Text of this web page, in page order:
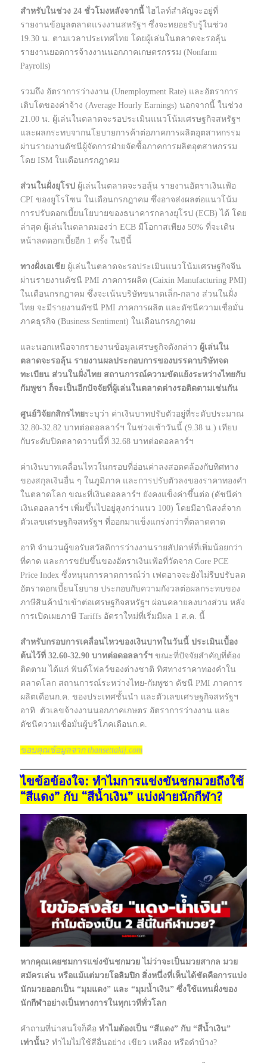
สำหรับในช่วง 24 ชั่วโมงหลังจากนี้ ไฮไลท์สำคัญจะอยู่ที่
รายงานข้อมูลตลาดแรงงานสหรัฐฯ ซึ่งจะทยอยรับรู้ในช่วง
19.30 น. ตามเวลาประเทศไทย โดยผู้เล่นในตลาดจะรอลุ้น
รายงานยอดการจ้างงานนอกภาคเกษตรกรรม (Nonfarm
Payrolls)
รวมถึง อัตราการว่างงาน (Unemployment Rate) และอัตราการ
เติบโตของค่าจ้าง (Average Hourly Earnings) นอกจากนี้ ในช่วง
21.00 น. ผู้เล่นในตลาดจะรอประเมินแนวโน้มเศรษฐกิจสหรัฐฯ
และผลกระทบจากนโยบายการค้าต่อภาคการผลิตอุตสาหกรรม
ผ่านรายงานดัชนีผู้จัดการฝ่ายจัดซื้อภาคการผลิตอุตสาหกรรม
โดย ISM ในเดือนกรกฎาคม
ส่วนในฝั่งยุโรป ผู้เล่นในตลาดจะรอลุ้น รายงานอัตราเงินเฟ้อ
CPI ของยูโรโซน ในเดือนกรกฎาคม ซึ่งอาจส่งผลต่อแนวโน้ม
การปรับดอกเบี้ยนโยบายของธนาคารกลางยุโรป (ECB) ได้ โดย
ล่าสุด ผู้เล่นในตลาดมองว่า ECB มีโอกาสเพียง 50% ที่จะเดิน
หน้าลดดอกเบี้ยอีก 1 ครั้ง ในปีนี้
ทางฝั่งเอเชีย ผู้เล่นในตลาดจะรอประเมินแนวโน้มเศรษฐกิจจีน
ผ่านรายงานดัชนี PMI ภาคการผลิต (Caixin Manufacturing PMI)
ในเดือนกรกฎาคม ซึ่งจะเน้นบริษัทขนาดเล็ก-กลาง ส่วนในฝั่ง
ไทย จะมีรายงานดัชนี PMI ภาคการผลิต และดัชนีความเชื่อมั่น
ภาคธุรกิจ (Business Sentiment) ในเดือนกรกฎาคม
และนอกเหนือจากรายงานข้อมูลเศรษฐกิจดังกล่าว ผู้เล่นใน
ตลาดจะรอลุ้น รายงานผลประกอบการของบรรดาบริษัทจด
ทะเบียน ส่วนในฝั่งไทย สถานการณ์ความขัดแย้งระหว่างไทยกับ
กัมพูชา ก็จะเป็นอีกปัจจัยที่ผู้เล่นในตลาดต่างรอติดตามเช่นกัน
ศูนย์วิจัยกสิกรไทยระบุว่า ค่าเงินบาทปรับตัวอยู่ที่ระดับประมาณ
32.80-32.82 บาทต่อดอลลาร์ฯ ในช่วงเช้าวันนี้ (9.38 น.) เทียบ
กับระดับปิดตลาดวานนี้ที่ 32.68 บาทต่อดอลลาร์ฯ
ค่าเงินบาทเคลื่อนไหวในกรอบที่อ่อนค่าลงสอดคล้องกับทิศทาง
ของสกุลเงินอื่น ๆ ในภูมิภาค และการปรับตัวลงของราคาทองคำ
ในตลาดโลก ขณะที่เงินดอลลาร์ฯ ยังคงแข็งค่าขึ้นต่อ (ดัชนีค่า
เงินดอลลาร์ฯ เพิ่มขึ้นไปอยู่สูงกว่าแนว 100) โดยมีอานิสงส์จาก
ตัวเลขเศรษฐกิจสหรัฐฯ ที่ออกมาแข็งแกร่งกว่าที่ตลาดคาด
อาทิ จำนวนผู้ขอรับสวัสดิการว่างงานรายสัปดาห์ที่เพิ่มน้อยกว่า
ที่คาด และการขยับขึ้นของอัตราเงินเฟ้อที่วัดจาก Core PCE
Price Index ซึ่งหนุนการคาดการณ์ว่า เฟดอาจจะยังไม่รีบปรับลด
อัตราดอกเบี้ยนโยบาย ประกอบกับความกังวลต่อผลกระทบของ
ภาษีสินค้านำเข้าต่อเศรษฐกิจสหรัฐฯ ผ่อนคลายลงบางส่วน หลัง
การเปิดเผยภาษี Tariffs อัตราใหม่ที่เริ่มมีผล 1 ส.ค. นี้
สำหรับกรอบการเคลื่อนไหวของเงินบาทในวันนี้ ประเมินเบื้อง
ต้นไว้ที่ 32.60-32.90 บาทต่อดอลลาร์ฯ ขณะที่ปัจจัยสำคัญที่ต้อง
ติดตาม ได้แก่ ฟันด์โฟลว์ของต่างชาติ ทิศทางราคาทองคำใน
ตลาดโลก สถานการณ์ระหว่างไทย-กัมพูชา ดัชนี PMI ภาคการ
ผลิตเดือนก.ค. ของประเทศชั้นนำ และตัวเลขเศรษฐกิจสหรัฐฯ
อาทิ ตัวเลขจ้างงานนอกภาคเกษตร อัตราการว่างงาน และ
ดัชนีความเชื่อมั่นผู้บริโภคเดือนก.ค.
ขอบคุณข้อมูลจาก thansettakij.com
ไขข้อข้องใจ: ทำไมการแข่งขันชกมวยถึงใช้
“สีแดง” กับ “สีน้ำเงิน” แบ่งฝ่ายนักกีฬา?
หากคุณเคยชมการแข่งขันชกมวย ไม่ว่าจะเป็นมวยสากล มวย
สมัครเล่น หรือแม้แต่มวย โอลิมปิก สิ่งหนึ่งที่เห็นได้ชัดคือการแบ่ง
นักมวยออกเป็น “มุมแดง” และ “มุมน้ำเงิน” ซึ่งใช้แทนฝั่งของ
นักกีฬาอย่างเป็นทางการในทุกเวทีทั่วโลก
คำถามที่น่าสนใจก็คือ ทำไมต้องเป็น “สีแดง” กับ “สีน้ำเงิน”
เท่านั้น? ทำไมไม่ใช้สีอื่นอย่าง เขียว เหลือง หรือดำบ้าง?